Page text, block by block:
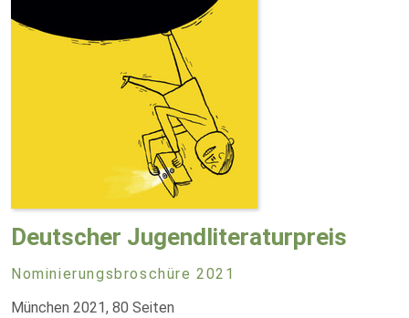
Deutscher Jugendliteraturpreis
Nominierungsbroschüre 2021
München 2021, 80 Seiten